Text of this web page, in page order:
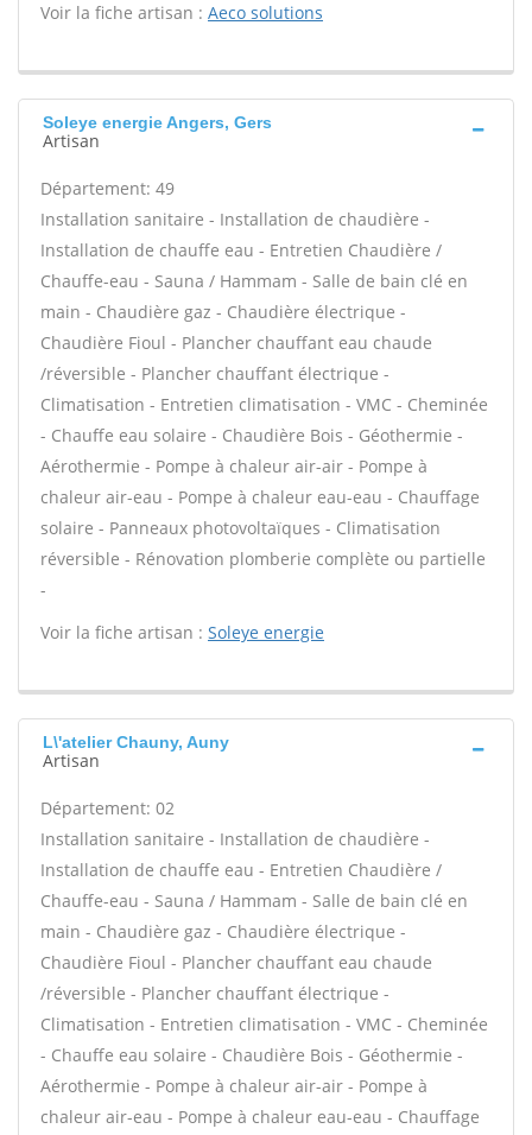
Voir la fiche artisan : Aeco solutions
Soleye energie Angers, Gers
Artisan
Département: 49
Installation sanitaire - Installation de chaudière -
Installation de chauffe eau - Entretien Chaudière /
Chauffe-eau - Sauna / Hammam - Salle de bain clé en
main - Chaudière gaz - Chaudière électrique -
Chaudière Fioul - Plancher chauffant eau chaude
/réversible - Plancher chauffant électrique -
Climatisation - Entretien climatisation - VMC - Cheminée
- Chauffe eau solaire - Chaudière Bois - Géothermie -
Aérothermie - Pompe à chaleur air-air - Pompe à
chaleur air-eau - Pompe à chaleur eau-eau - Chauffage
solaire - Panneaux photovoltaïques - Climatisation
réversible - Rénovation plomberie complète ou partielle
-
Voir la fiche artisan : Soleye energie
L\'atelier Chauny, Auny
Artisan
Département: 02
Installation sanitaire - Installation de chaudière -
Installation de chauffe eau - Entretien Chaudière /
Chauffe-eau - Sauna / Hammam - Salle de bain clé en
main - Chaudière gaz - Chaudière électrique -
Chaudière Fioul - Plancher chauffant eau chaude
/réversible - Plancher chauffant électrique -
Climatisation - Entretien climatisation - VMC - Cheminée
- Chauffe eau solaire - Chaudière Bois - Géothermie -
Aérothermie - Pompe à chaleur air-air - Pompe à
chaleur air-eau - Pompe à chaleur eau-eau - Chauffage